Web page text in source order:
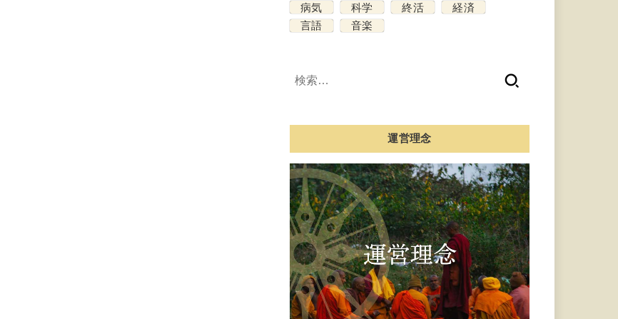
病気
科学 終活
経済
言語
音楽
運営理念